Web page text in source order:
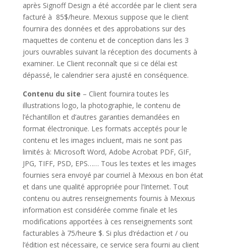
après Signoff Design a été accordée par le client sera
facturé à 85$/heure. Mexxus suppose que le client
fournira des données et des approbations sur des
maquettes de contenu et de conception dans les 3
jours ouvrables suivant la réception des documents à
examiner. Le Client reconnaît que si ce délai est
dépassé, le calendrier sera ajusté en conséquence.
Contenu du site – Client fournira toutes les
illustrations logo, la photographie, le contenu de
l’échantillon et d’autres garanties demandées en
format électronique. Les formats acceptés pour le
contenu et les images incluent, mais ne sont pas
limités à: Microsoft Word, Adobe Acrobat PDF, GIF,
JPG, TIFF, PSD, EPS…… Tous les textes et les images
fournies sera envoyé par courriel à Mexxus en bon état
et dans une qualité appropriée pour l’Internet. Tout
contenu ou autres renseignements fournis à Mexxus
information est considérée comme finale et les
modifications apportées à ces renseignements sont
facturables à 75/heure $. Si plus d’rédaction et / ou
l’édition est nécessaire, ce service sera fourni au client